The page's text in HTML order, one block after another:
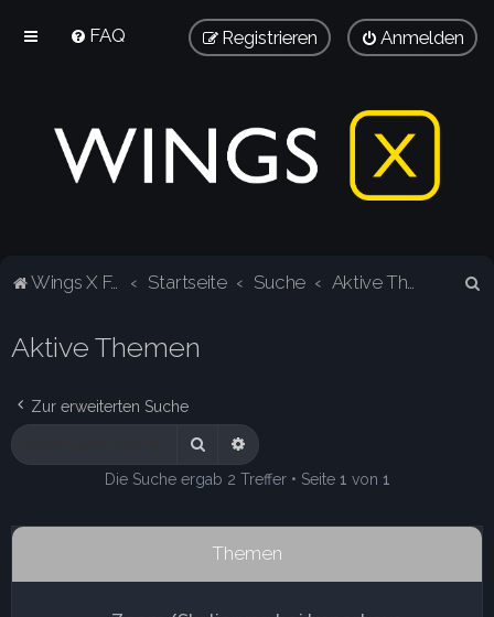
FAQ Anmelden
Registrieren
Wings X Forum Startseite Suche
Aktive Themen
Zur erweiterten Suche
Suche Erweiterte Suche
Die Suche ergab 2 Treffer • Seite 1 von 1
Themen